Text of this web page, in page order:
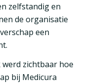
zelfstandig en
de organisatie
een
zichtbaar hoe
bij Medicura